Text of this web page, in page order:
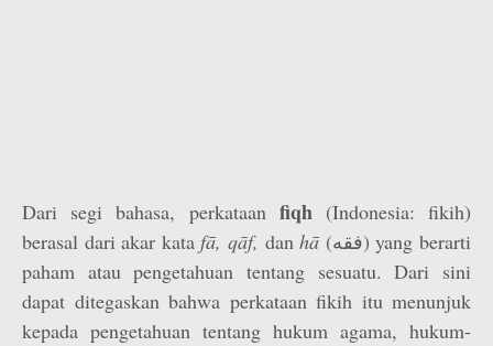
Dari segi bahasa, perkataan fiqh(Indonesia: fikih)
berasal dari akar katafā, qāf, danhā (فقه) yang berarti
paham atau pengetahuan tentang sesuatu. Dari sini
dapat ditegaskan bahwa perkataan fikih itu menunjuk
kepada pengetahuan tentang hukum agama, hukum-